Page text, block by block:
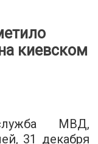
киевском
МВД,
31 декабря